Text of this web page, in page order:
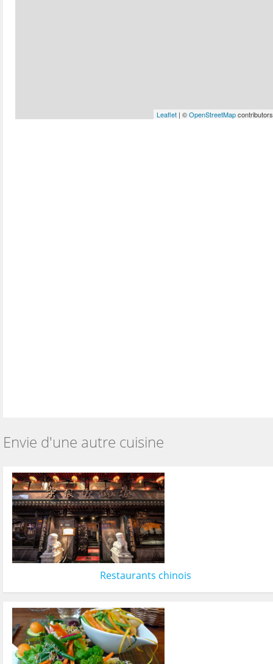
Leaflet | ©OpenStreetMapcontributors
Envie d'une autre cuisine
Restaurants chinois